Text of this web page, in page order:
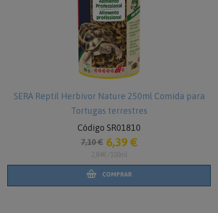
SERA Reptil Herbivor Nature 250ml Comida para
Tortugas terrestres
Código SR01810
7,10 € 6,39 €
2,84€/100ml
COMPRAR